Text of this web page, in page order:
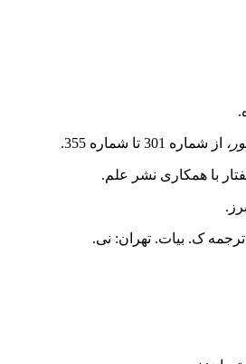
از شماره 301 تا شماره 355.
ترجمه ک. بیات. تهران: نی.